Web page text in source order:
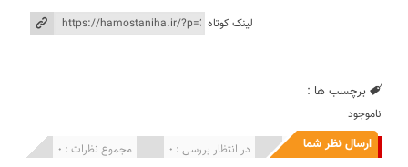
لینک کوتاه
برچسب ها :
ناموجود
ارسال نظر شما مجموع نظرات : 0 در انتظار بررسی : 0 انتشار یافته : 0